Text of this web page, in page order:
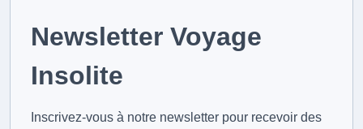
Newsletter Voyage
Insolite
Inscrivez-vous à notre newsletter pour recevoir des